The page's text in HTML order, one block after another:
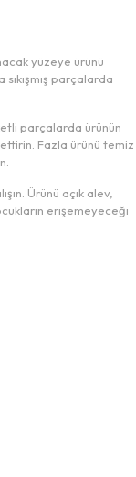
yüzeye ürünü
parçalarda
parçalarda ürünün
Fazla ürünü temiz
Ürünü açık alev,
erişemeyeceği